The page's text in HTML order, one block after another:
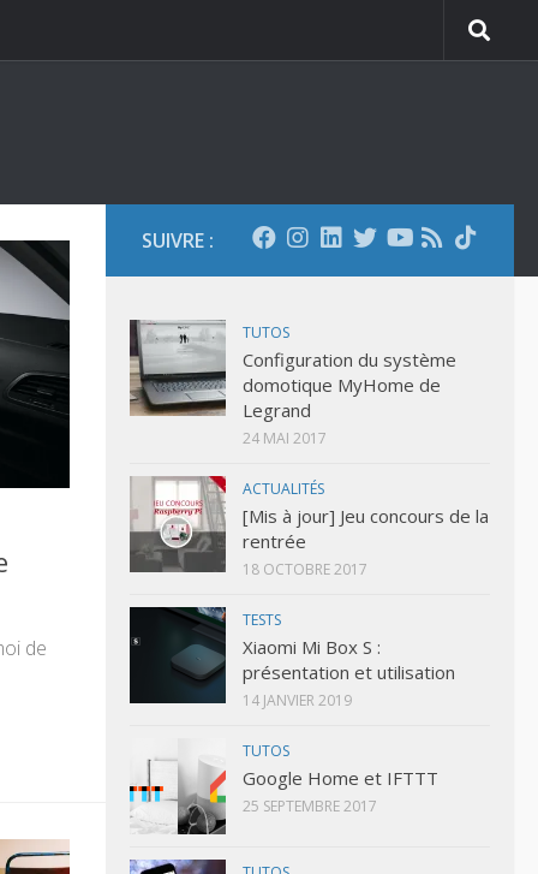
de
SUIVRE :
TUTOS
Configuration du système
domotique MyHome de
Legrand
24 MAI 2017
ACTUALITÉS
[Mis à jour] Jeu concours de la
rentrée
18 OCTOBRE 2017
TESTS
Xiaomi Mi Box S :
présentation et utilisation
14 JANVIER 2019
TUTOS
Google Home et IFTTT
25 SEPTEMBRE 2017